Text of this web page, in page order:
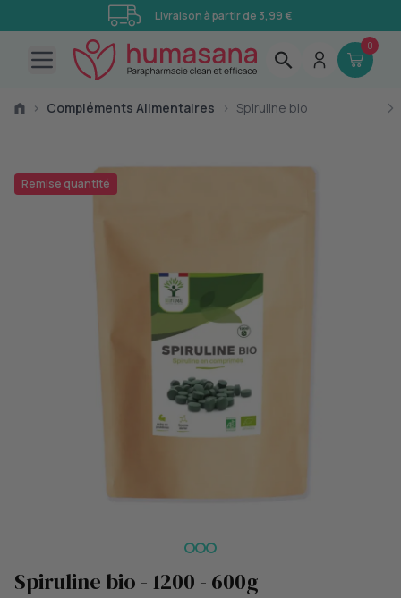
Livraison à partir de 3,99 €
Open main menu
0
› Compléments Alimentaires › Spiruline bio
Remise quantité
Spiruline bio - 1200 - 600g